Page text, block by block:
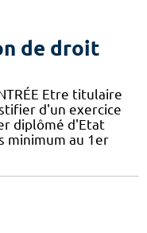
de droit
Etre titulaire
d'un exercice
diplômé d'Etat
minimum au 1er